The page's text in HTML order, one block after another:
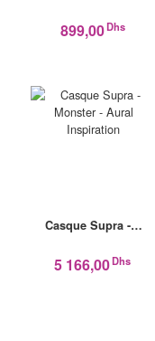
899,00Dhs
Casque Supra -…
5 166,00Dhs